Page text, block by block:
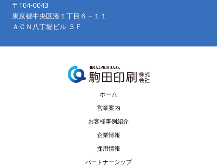
〒104-0043
東京都中央区湊１丁目６－１１
ＡＣＮ八丁堀ビル ３Ｆ
ホーム
営業案内
お客様事例紹介
企業情報
採用情報
パートナーシップ